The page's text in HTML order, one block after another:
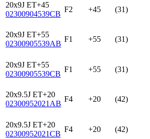
20x9J ET+45
02300904539CB
F2 +45 (31)
20x9J ET+55
02300905539AB
F1 +55 (31)
20x9J ET+55
02300905539CB
F1 +55 (31)
20x9.5J ET+20
02300952021AB
F4 +20 (42)
20x9.5J ET+20
02300952021CB
F4 +20 (42)